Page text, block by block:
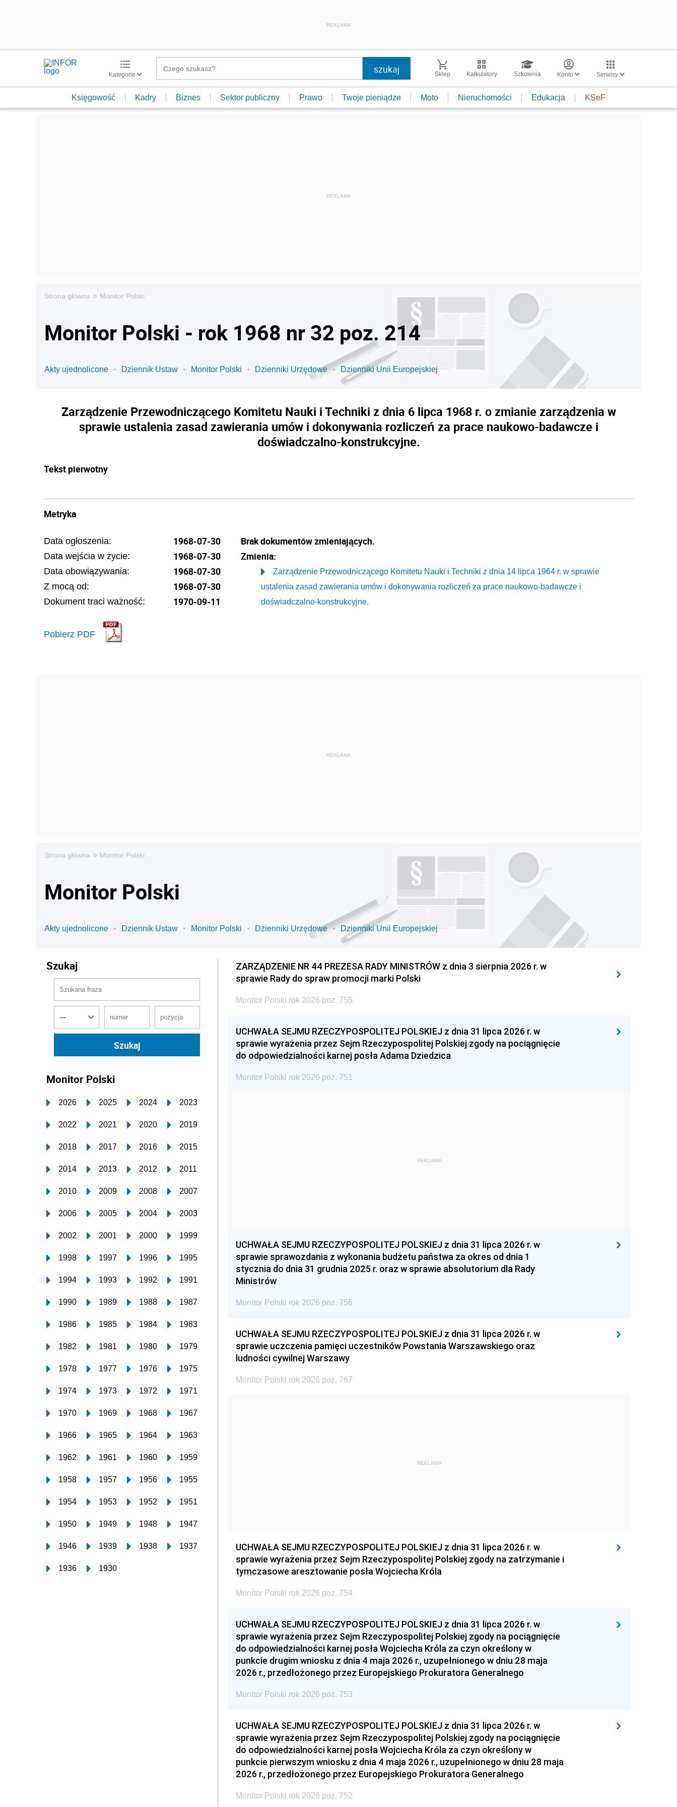
REKLAMA
Kategorie Sklep Kalkulatory Szkolenia Konto Serwisy
Księgowość Kadry Biznes Sektor publiczny Prawo Twoje pieniądze Moto Nieruchomości Edukacja KSeF
Strona główna » Monitor Polski
Monitor Polski - rok 1968 nr 32 poz. 214
Akty ujednolicone Dziennik Ustaw Monitor Polski Dzienniki Urzędowe Dzienniki Unii Europejskiej
Zarządzenie Przewodniczącego Komitetu Nauki i Techniki z dnia 6 lipca 1968 r. o zmianie zarządzenia w
sprawie ustalenia zasad zawierania umów i dokonywania rozliczeń za prace naukowo-badawcze i
doświadczalno-konstrukcyjne.
Tekst pierwotny
Metryka
Data ogłoszenia: 1968-07-30
Data wejścia w życie: 1968-07-30
Data obowiązywania: 1968-07-30
Z mocą od: 1968-07-30
Dokument traci ważność: 1970-09-11
Pobierz PDF
Brak dokumentów zmieniających.
Zmienia:
Zarządzenie Przewodniczącego Komitetu Nauki i Techniki z dnia 14 lipca 1964 r. w sprawie
ustalenia zasad zawierania umów i dokonywania rozliczeń za prace naukowo-badawcze i
doświadczalno-konstrukcyjne.
Strona główna » Monitor Polski
Monitor Polski
Akty ujednolicone Dziennik Ustaw Monitor Polski Dzienniki Urzędowe Dzienniki Unii Europejskiej
Szukaj
Monitor Polski
2026 2025 2024 2023
2022 2021 2020 2019
2018 2017 2016 2015
2014 2013 2012 2011
2010 2009 2008 2007
2006 2005 2004 2003
2002 2001 2000 1999
1998 1997 1996 1995
1994 1993 1992 1991
1990 1989 1988 1987
1986 1985 1984 1983
1982 1981 1980 1979
1978 1977 1976 1975
1974 1973 1972 1971
1970 1969 1968 1967
1966 1965 1964 1963
1962 1961 1960 1959
1958 1957 1956 1955
1954 1953 1952 1951
1950 1949 1948 1947
1946 1939 1938 1937
1936 1930
ZARZĄDZENIE NR 44 PREZESA RADY MINISTRÓW z dnia 3 sierpnia 2026 r. w
sprawie Rady do spraw promocji marki Polski
Monitor Polski rok 2026 poz. 755
UCHWAŁA SEJMU RZECZYPOSPOLITEJ POLSKIEJ z dnia 31 lipca 2026 r. w
sprawie wyrażenia przez Sejm Rzeczypospolitej Polskiej zgody na pociągnięcie
do odpowiedzialności karnej posła Adama Dziedzica
Monitor Polski rok 2026 poz. 751
REKLAMA
UCHWAŁA SEJMU RZECZYPOSPOLITEJ POLSKIEJ z dnia 31 lipca 2026 r. w
sprawie sprawozdania z wykonania budżetu państwa za okres od dnia 1
stycznia do dnia 31 grudnia 2025 r. oraz w sprawie absolutorium dla Rady
Ministrów
Monitor Polski rok 2026 poz. 756
UCHWAŁA SEJMU RZECZYPOSPOLITEJ POLSKIEJ z dnia 31 lipca 2026 r. w
sprawie uczczenia pamięci uczestników Powstania Warszawskiego oraz
ludności cywilnej Warszawy
Monitor Polski rok 2026 poz. 767
REKLAMA
UCHWAŁA SEJMU RZECZYPOSPOLITEJ POLSKIEJ z dnia 31 lipca 2026 r. w
sprawie wyrażenia przez Sejm Rzeczypospolitej Polskiej zgody na zatrzymanie i
tymczasowe aresztowanie posła Wojciecha Króla
Monitor Polski rok 2026 poz. 754
UCHWAŁA SEJMU RZECZYPOSPOLITEJ POLSKIEJ z dnia 31 lipca 2026 r. w
sprawie wyrażenia przez Sejm Rzeczypospolitej Polskiej zgody na pociągnięcie
do odpowiedzialności karnej posła Wojciecha Króla za czyn określony w
punkcie drugim wniosku z dnia 4 maja 2026 r., uzupełnionego w dniu 28 maja
2026 r., przedłożonego przez Europejskiego Prokuratora Generalnego
Monitor Polski rok 2026 poz. 753
UCHWAŁA SEJMU RZECZYPOSPOLITEJ POLSKIEJ z dnia 31 lipca 2026 r. w
sprawie wyrażenia przez Sejm Rzeczypospolitej Polskiej zgody na pociągnięcie
do odpowiedzialności karnej posła Wojciecha Króla za czyn określony w
punkcie pierwszym wniosku z dnia 4 maja 2026 r., uzupełnionego w dniu 28 maja
2026 r., przedłożonego przez Europejskiego Prokuratora Generalnego
Monitor Polski rok 2026 poz. 752